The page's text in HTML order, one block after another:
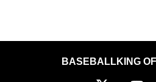
BASEBALLKING